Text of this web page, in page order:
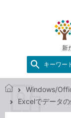
新
キーワー
で
Windows/
Excelでデータ